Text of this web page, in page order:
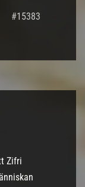
#15383
Zifri